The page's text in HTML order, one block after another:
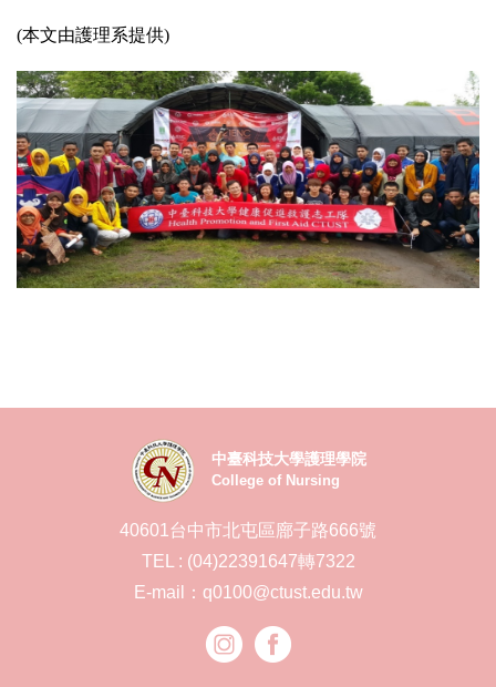
(本文由護理系提供)
中臺科技大學護理學院
College of Nursing
40601台中市北屯區廍子路666號
TEL : (04)22391647轉7322
E-mail：q0100@ctust.edu.tw